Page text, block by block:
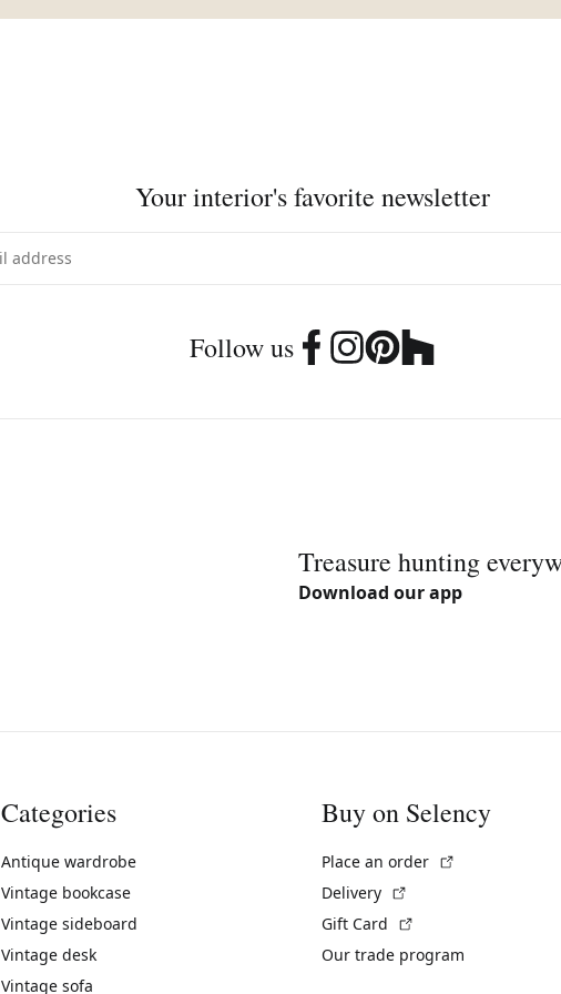
Your interior's favorite newsletter
Follow us
Treasure hunting
Download our app
Categories
Antique wardrobe
Vintage bookcase
Vintage sideboard
Vintage desk
Vintage sofa
Buy on Selency
Place an order
Delivery
Gift Card
Our trade program